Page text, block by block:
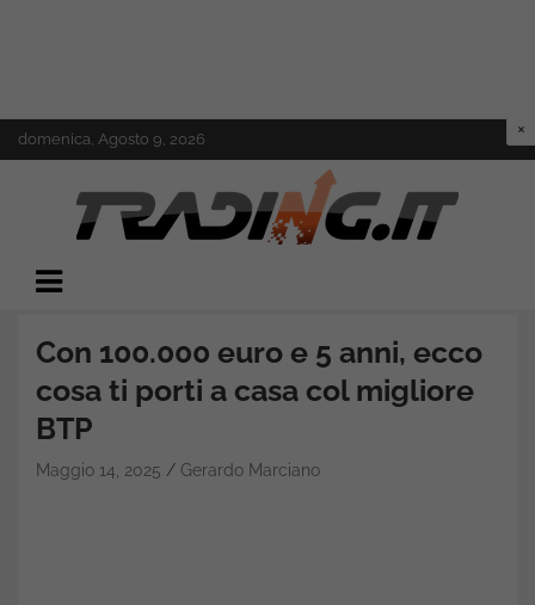
Skip
to
domenica, Agosto 9, 2026
Trading.it
Con 100.000 euro e 5 anni, ecco
cosa ti porti a casa col migliore
BTP
Maggio 14, 2025 Gerardo Marciano